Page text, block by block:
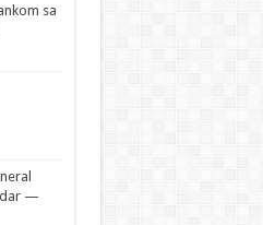
sa
—